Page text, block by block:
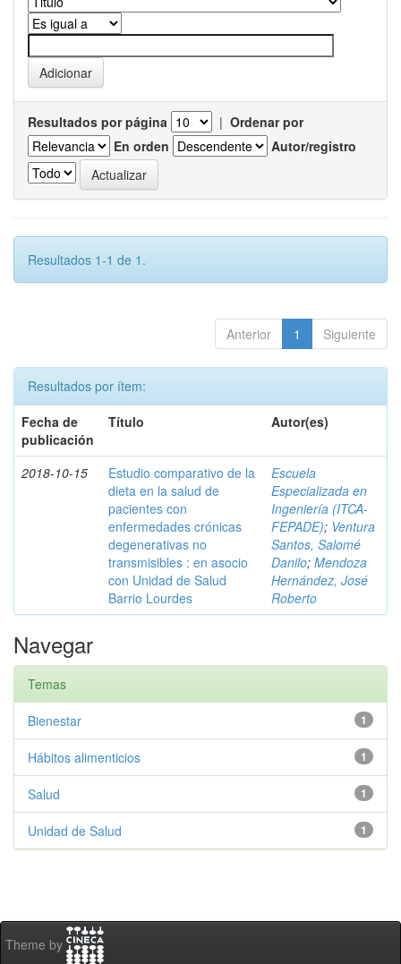
Resultados por página | Ordenar por
En orden
Autor/registro
Resultados 1-1 de 1.
Anterior 1 Siguiente
Resultados por ítem:
Fecha de
publicación
Título Autor(es)
2018-10-15
Estudio comparativo de la
dieta en la salud de
pacientes con
enfermedades crónicas
degenerativas no
transmisibles : en asocio
con Unidad de Salud
Barrio Lourdes
Escuela
Especializada en
Ingeniería (ITCA-
FEPADE); Ventura
Santos, Salomé
Danilo; Mendoza
Hernández, José
Roberto
Navegar
Temas
1
Bienestar
1
Hábitos alimenticios
1
Salud
1
Unidad de Salud
Theme by